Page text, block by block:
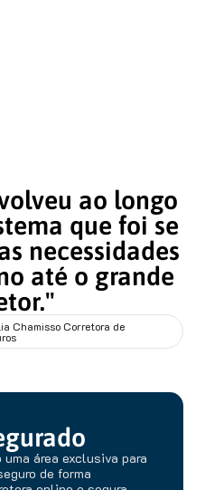
ao longo
que foi se
necessidades
até o grande
Chamisso Corretora de
área exclusiva para
de forma